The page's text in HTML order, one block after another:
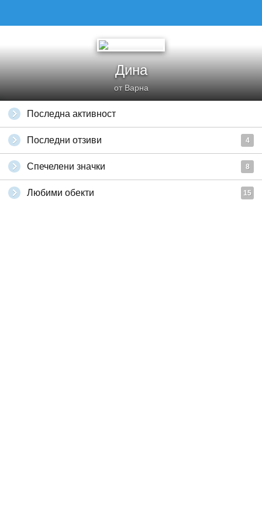
Дина
от Варна
Последна активност
Последни отзиви 4
Спечелени значки 8
Любими обекти 15